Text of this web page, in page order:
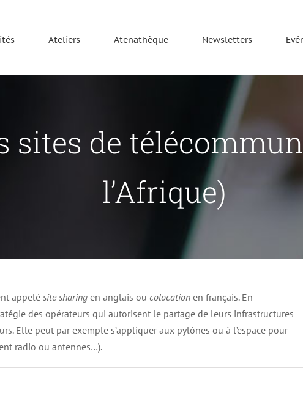
Ateliers Atenathèque Newsletters
sites de
l’Afrique)
appelé site sharing en anglais ou colocation en français. En
des opérateurs qui autorisent le partage de leurs infrastructures
Elle peut par exemple s’appliquer aux pylônes ou à l’espace pour
radio ou antennes…).